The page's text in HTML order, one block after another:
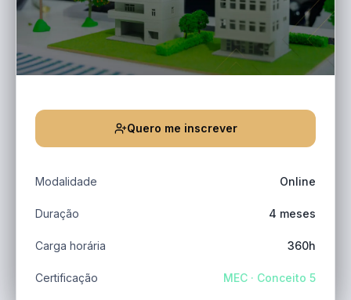
Quero me inscrever
Modalidade Online
Duração 4 meses
Carga horária 360h
Certificação MEC · Conceito 5